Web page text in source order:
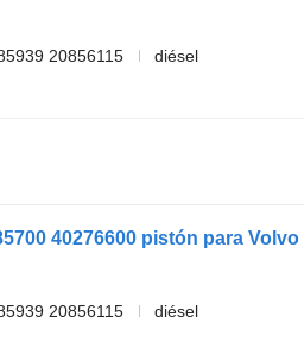
20856115
diésel
20856115
diésel